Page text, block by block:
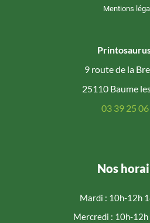
Mentions
9 route de la
25110 Baume
03 39 25
Nos
Mardi : 10h-12h
Mercredi : 10h-